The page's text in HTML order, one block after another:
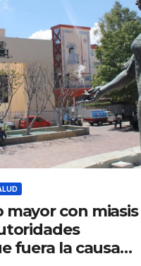
con miasis
fuera la causa